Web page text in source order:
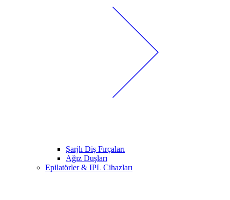
Şarjlı Diş Fırçaları
Ağız Duşları
Epilatörler & IPL Cihazları